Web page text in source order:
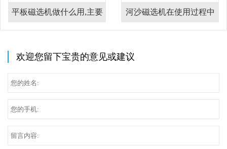
平板磁选机做什么用,主要
用在什么物料上
河沙磁选机在使用过程中
的注意事项
欢迎您留下宝贵的意见或建议